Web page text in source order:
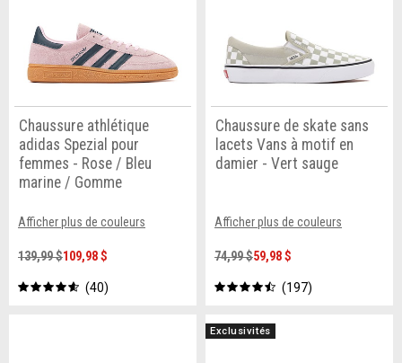
Chaussure athlétique
adidas Spezial pour
femmes - Rose / Bleu
marine / Gomme
Afficher plus de couleurs
139,99 $109,98 $
40
Chaussure de skate sans
lacets Vans à motif en
damier - Vert sauge
Afficher plus de couleurs
74,99 $59,98 $
197
Exclusivités